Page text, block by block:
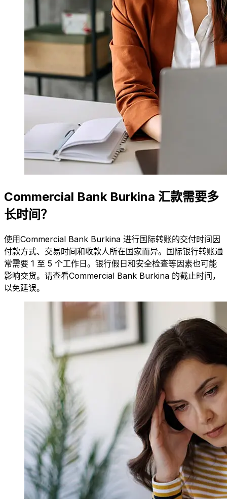
Commercial Bank Burkina 汇款需要多
长时间？
使用Commercial Bank Burkina 进行国际转账的交付时间因
付款方式、交易时间和收款人所在国家而异。国际银行转账通
常需要 1 至 5 个工作日。银行假日和安全检查等因素也可能
影响交货。请查看Commercial Bank Burkina 的截止时间，
以免延误。